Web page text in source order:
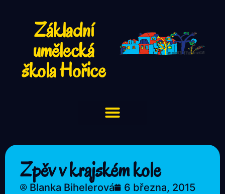
Základní
umělecká
škola Hořice
Zpěv v krajském kole
Blanka Bihelerová 6 března, 2015